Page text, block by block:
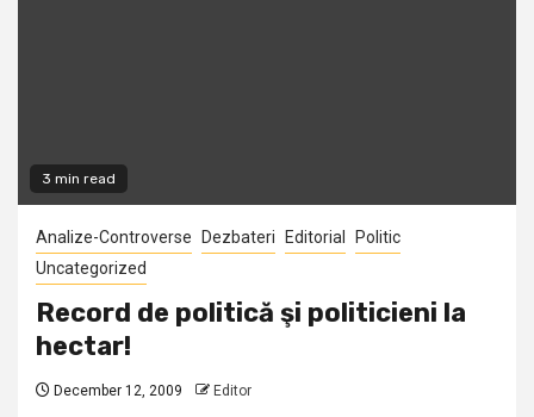
3 min read
Analize-Controverse Dezbateri Editorial
Politic
Uncategorized
Record de politică şi politicieni la
hectar!
December 12, 2009 Editor